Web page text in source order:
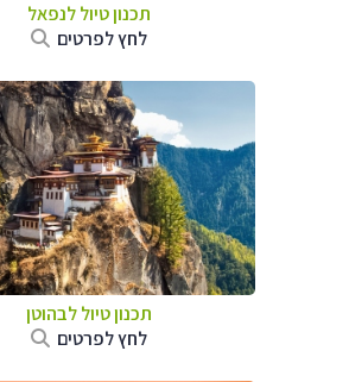
תכנון טיול לנפאל
לחץ לפרטים
תכנון טיול לבהוטן
לחץ לפרטים